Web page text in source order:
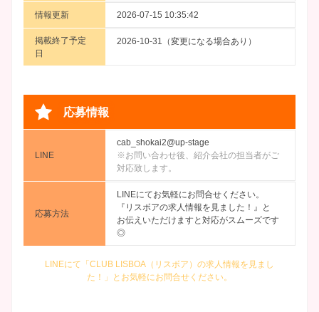
情報更新 2026-07-15 10:35:42
掲載終了予定
日
2026-10-31（変更になる場合あり）
応募情報
LINE
cab_shokai2@up-stage
※お問い合わせ後、紹介会社の担当者がご
対応致します。
応募方法
LINEにてお気軽にお問合せください。
『リスボアの求人情報を見ました！』と
お伝えいただけますと対応がスムーズです
◎
LINEにて「CLUB LISBOA（リスボア）の求人情報を見まし
た！」とお気軽にお問合せください。